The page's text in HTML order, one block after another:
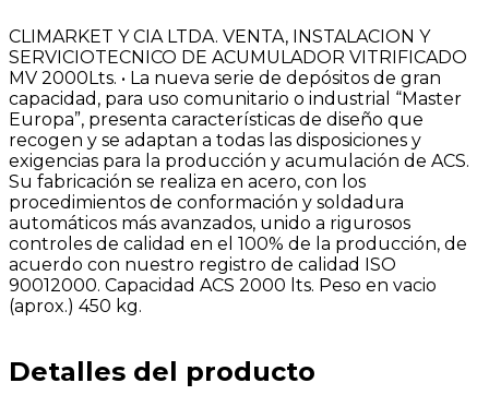
CLIMARKET Y CIA LTDA. VENTA, INSTALACION Y
SERVICIOTECNICO DE ACUMULADOR VITRIFICADO
MV 2000Lts. • La nueva serie de depósitos de gran
capacidad, para uso comunitario o industrial “Master
Europa”, presenta características de diseño que
recogen y se adaptan a todas las disposiciones y
exigencias para la producción y acumulación de ACS.
Su fabricación se realiza en acero, con los
procedimientos de conformación y soldadura
automáticos más avanzados, unido a rigurosos
controles de calidad en el 100% de la producción, de
acuerdo con nuestro registro de calidad ISO
90012000. Capacidad ACS 2000 lts. Peso en vacio
(aprox.) 450 kg.
Detalles del producto